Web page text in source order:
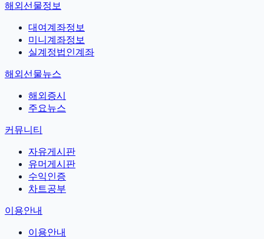
해외선물정보
대여계좌정보
미니계좌정보
실계정법인계좌
해외선물뉴스
해외증시
주요뉴스
커뮤니티
자유게시판
유머게시판
수익인증
차트공부
이용안내
이용안내